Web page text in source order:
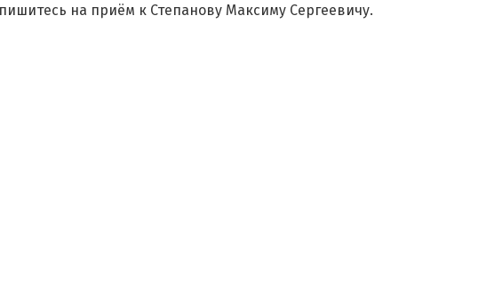
на приём к Степанову Максиму Сергеевичу.
×